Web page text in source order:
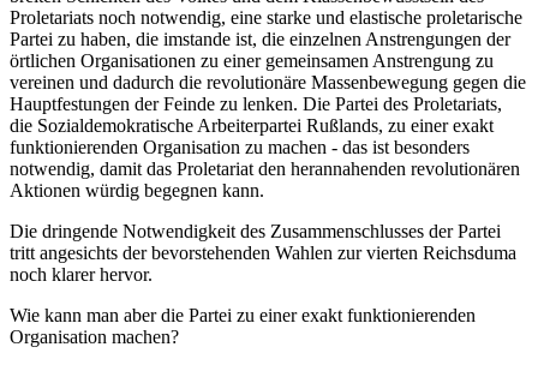
Proletariats noch notwendig, eine starke und elastische proletarische
Partei zu haben, die imstande ist, die einzelnen Anstrengungen der
örtlichen Organisationen zu einer gemeinsamen Anstrengung zu
vereinen und dadurch die revolutionäre Massenbewegung gegen die
Hauptfestungen der Feinde zu lenken. Die Partei des Proletariats,
die Sozialdemokratische Arbeiterpartei Rußlands, zu einer exakt
funktionierenden Organisation zu machen - das ist besonders
notwendig, damit das Proletariat den herannahenden revolutionären
Aktionen würdig begegnen kann.
Die dringende Notwendigkeit des Zusammenschlusses der Partei
tritt angesichts der bevorstehenden Wahlen zur vierten Reichsduma
noch klarer hervor.
Wie kann man aber die Partei zu einer exakt funktionierenden
Organisation machen?